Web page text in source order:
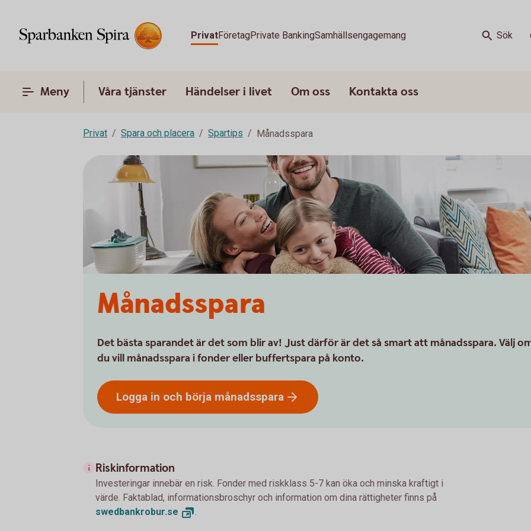
PrivatFöretagPrivate BankingSamhällsengagemang Sök
Meny Våra tjänster Händelser i livet Om oss Kontakta oss
Privat Spara och placera Spartips Månadsspara
Månadsspara
Det bästa sparandet är det som blir av! Just därför är det så smart att månadsspara. Välj
du vill månadsspara i fonder eller buffertspara på konto.
Logga in och börja månadsspara
Riskinformation
Investeringar innebär en risk. Fonder med riskklass 5-7 kan öka och minska kraftigt i
värde. Faktablad, informationsbroschyr och information om dina rättigheter finns på
swedbankrobur.se .